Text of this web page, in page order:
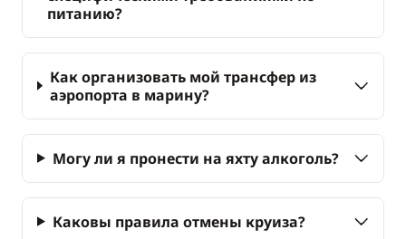
питанию?
Как организовать мой трансфер из
аэропорта в марину?
Могу ли я пронести на яхту алкоголь?
Каковы правила отмены круиза?